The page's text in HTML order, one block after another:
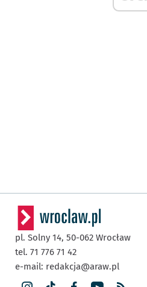
pl. Solny 14, 50-062 Wrocław
tel. 71 776 71 42
e-mail: redakcja@araw.pl